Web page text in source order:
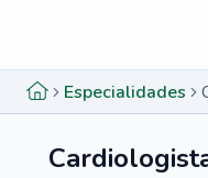
Especialidades